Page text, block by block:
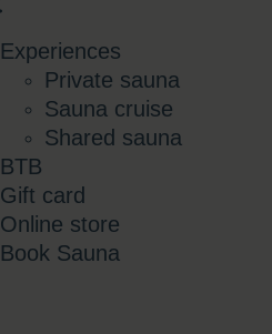
Experiences
Private sauna
Sauna cruise
Shared sauna
BTB
Gift card
Online store
Book Sauna